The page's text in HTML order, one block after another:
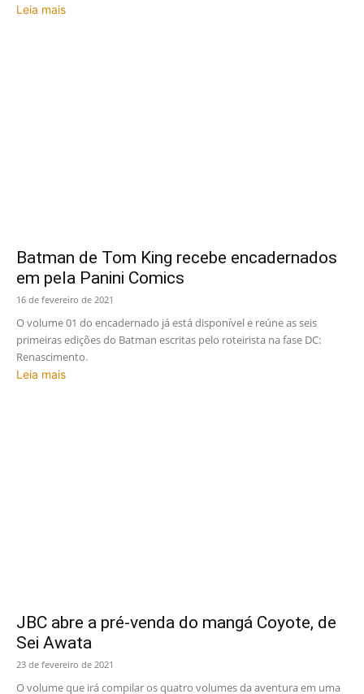
Leia mais
Batman de Tom King recebe encadernados
em pela Panini Comics
16 de fevereiro de 2021
O volume 01 do encadernado já está disponível e reúne as seis
primeiras edições do Batman escritas pelo roteirista na fase DC:
Renascimento.
Leia mais
JBC abre a pré-venda do mangá Coyote, de
Sei Awata
23 de fevereiro de 2021
O volume que irá compilar os quatro volumes da aventura em uma